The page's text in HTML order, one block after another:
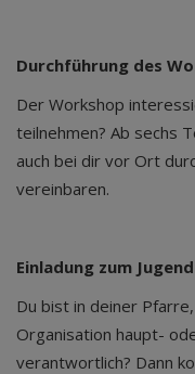
Durchführung des
Der Workshop
teilnehmen? Ab sechs
auch bei dir vor Ort
vereinbaren.
Einladung zum
Du bist in deiner
Organisation haupt-
verantwortlich? Dann